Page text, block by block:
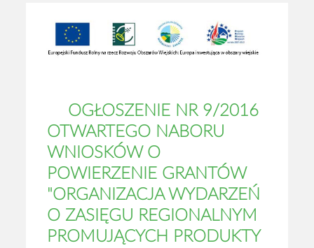
OGŁOSZENIE NR 9/2016
OTWARTEGO NABORU
WNIOSKÓW O
POWIERZENIE GRANTÓW
"ORGANIZACJA WYDARZEŃ
O ZASIĘGU REGIONALNYM
PROMUJĄCYCH PRODUKTY